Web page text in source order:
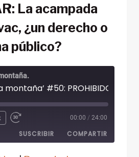
La acampada
¿un derecho o
público?
00:00 / 24:00
SUSCRIBIR COMPARTIR